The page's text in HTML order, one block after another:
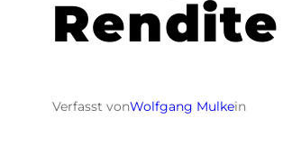
Rendite
Verfasst vonWolfgang Mulkein